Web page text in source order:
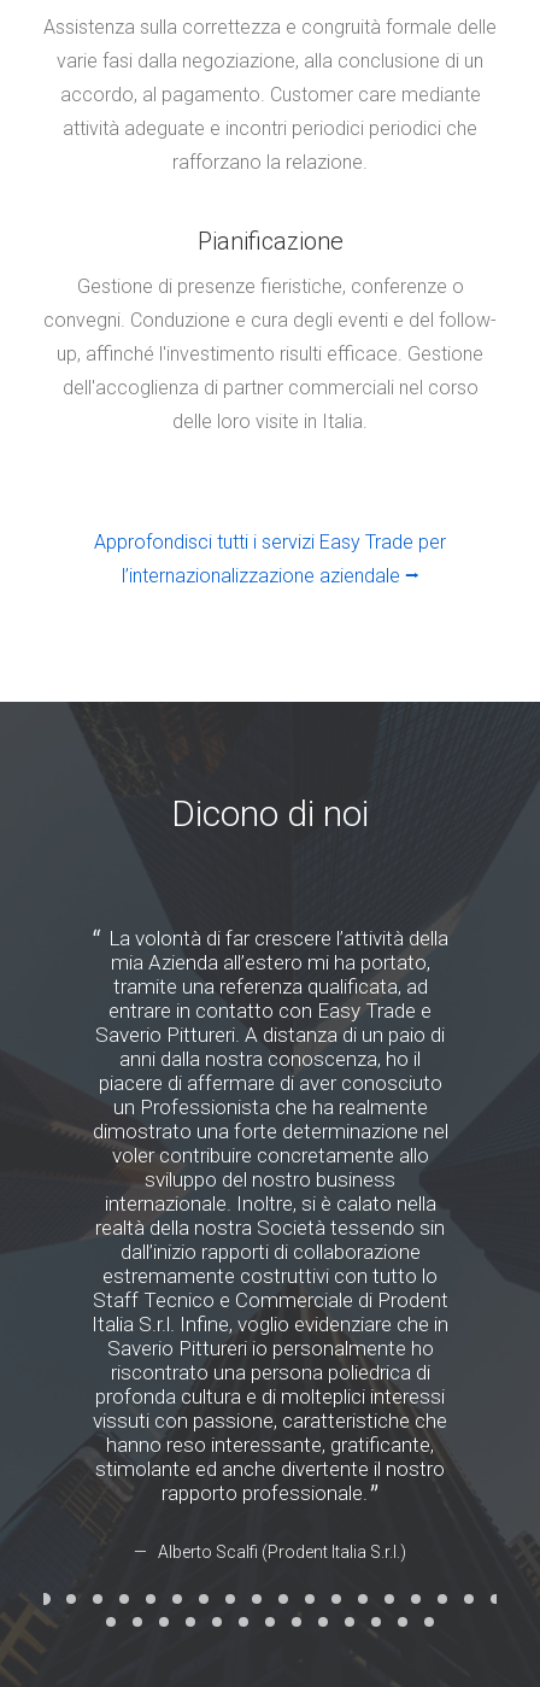
Assistenza sulla correttezza e congruità formale delle
varie fasi dalla negoziazione, alla conclusione di un
accordo, al pagamento. Customer care mediante
attività adeguate e incontri periodici periodici che
rafforzano la relazione.
Pianificazione
Gestione di presenze fieristiche, conferenze o
convegni. Conduzione e cura degli eventi e del follow-
up, affinché l'investimento risulti efficace. Gestione
dell'accoglienza di partner commerciali nel corso
delle loro visite in Italia.
Approfondisci tutti i servizi Easy Trade per
l’internazionalizzazione aziendale ⭢
Dicono di noi
La volontà di far crescere l’attività della
mia Azienda all’estero mi ha portato,
tramite una referenza qualificata, ad
entrare in contatto con Easy Trade e
Saverio Pittureri. A distanza di un paio di
anni dalla nostra conoscenza, ho il
piacere di affermare di aver conosciuto
un Professionista che ha realmente
dimostrato una forte determinazione nel
voler contribuire concretamente allo
sviluppo del nostro business
internazionale. Inoltre, si è calato nella
realtà della nostra Società tessendo sin
dall’inizio rapporti di collaborazione
estremamente costruttivi con tutto lo
Staff Tecnico e Commerciale di Prodent
Italia S.r.l. Infine, voglio evidenziare che in
Saverio Pittureri io personalmente ho
riscontrato una persona poliedrica di
profonda cultura e di molteplici interessi
vissuti con passione, caratteristiche che
hanno reso interessante, gratificante,
stimolante ed anche divertente il nostro
rapporto professionale.
Alberto Scalfi (Prodent Italia S.r.l.)